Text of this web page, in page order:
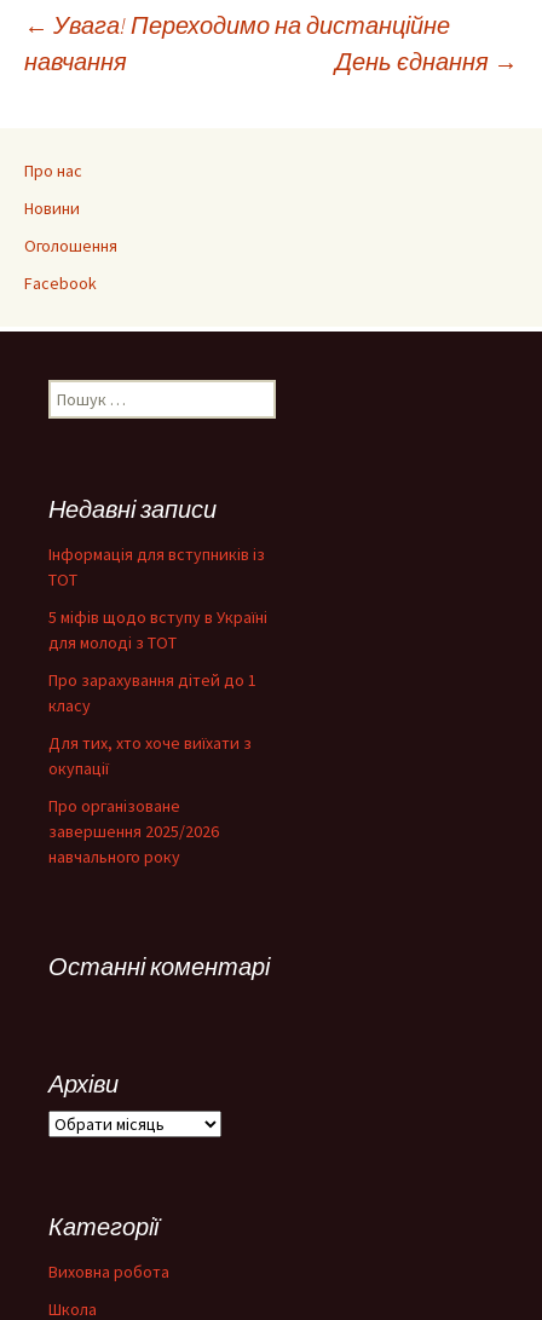
Навігація
запису
← Увага! Переходимо на дистанційне
навчання
День єднання →
Про нас
Новини
Оголошення
Facebook
Пошук:
Недавні записи
Інформація для вступників із
ТОТ
5 міфів щодо вступу в Україні
для молоді з ТОТ
Про зарахування дітей до 1
класу
Для тих, хто хоче виїхати з
окупації
Про організоване
завершення 2025/2026
навчального року
Останні коментарі
Архіви
Архіви
Категорії
Виховна робота
Школа